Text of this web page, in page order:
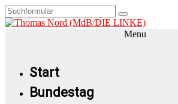
Menu
Start
Bundestag